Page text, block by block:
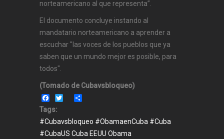
norteamericano al que representa”.
El documento concluye instando al
mandatario norteamericano a aprender a
escuchar "las voces de los pueblos que ya
saben que un mundo mejor es posible, para
todos".
(Tomado de Cubavsbloqueo)
Facebook
Twitter
Tags:
#Cubavsbloqueo #ObamaenCuba #Cuba
#CubaUS Cuba EEUU Obama